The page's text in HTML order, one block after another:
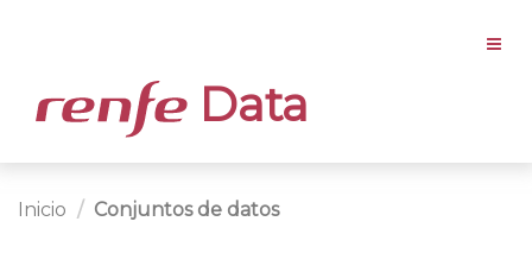
Data
Inicio Conjuntos de datos